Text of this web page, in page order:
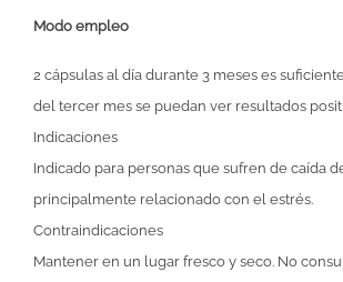
Modo empleo
2 cápsulas al día durante 3 meses es
del tercer mes se puedan ver resultados
Indicaciones
Indicado para personas que sufren de caída
principalmente relacionado con el estrés.
Contraindicaciones
Mantener en un lugar fresco y seco. No